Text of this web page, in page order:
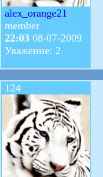
alex_orange21
member
22:03 08-07-2009
Уважение: 2
124